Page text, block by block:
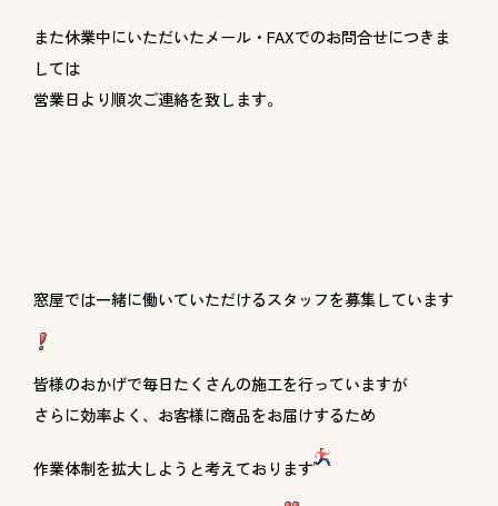
また休業中にいただいたメール・FAXでのお問合せにつきま
しては
営業日より順次ご連絡を致します。
窓屋では一緒に働いていただけるスタッフを募集しています
皆様のおかげで毎日たくさんの施工を行っていますが
さらに効率よく、お客様に商品をお届けするため
作業体制を拡大しようと考えております